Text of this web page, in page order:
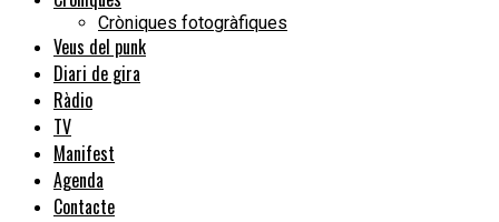
Cròniques fotogràfiques
Veus del punk
Diari de gira
Ràdio
TV
Manifest
Agenda
Contacte